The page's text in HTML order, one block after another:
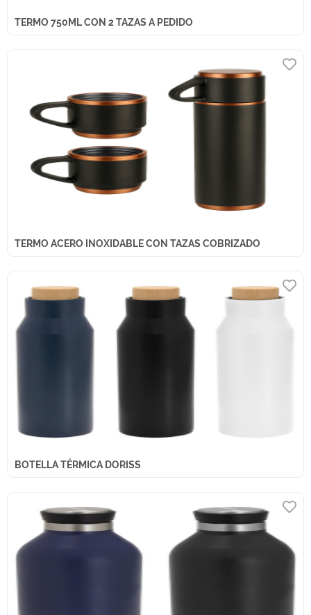
TERMO 750ML CON 2 TAZAS A PEDIDO
TERMO ACERO INOXIDABLE CON TAZAS COBRIZADO
BOTELLA TÉRMICA DORISS